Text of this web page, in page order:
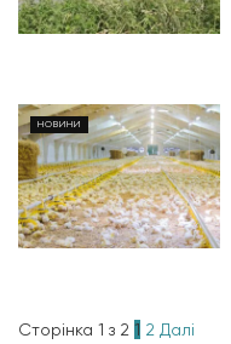
НОВИНИ
Сторінка 1 з 2 1 2 Далі